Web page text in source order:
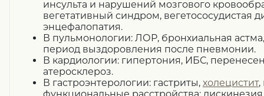
инсульта и нарушений мозгового
вегетативный синдром, вегетососудистая
энцефалопатия.
В пульмонологии: ЛОР, бронхиальная
период выздоровления после пневмонии.
В кардиологии: гипертония, ИБС,
атеросклероз.
В гастроэнтерологии: гастриты, холецистит,